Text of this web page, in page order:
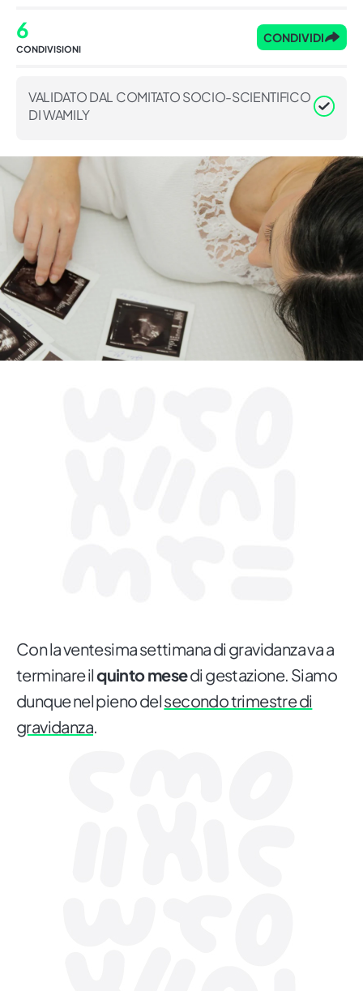
6
CONDIVISIONI
CONDIVIDI
VALIDATO DAL COMITATO SOCIO-SCIENTIFICO
DI WAMILY
Con la ventesima settimana di gravidanza va a
terminare ilquinto mesedi gestazione. Siamo
dunque nel pieno delsecondo trimestre di
gravidanza.